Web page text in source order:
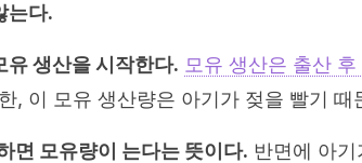
는다.
유 생산을 시작한다. 모유 생산은 출산
, 이 모유 생산량은 아기가 젖을 빨기 때
면 모유량이 는다는 뜻이다. 반면에 아